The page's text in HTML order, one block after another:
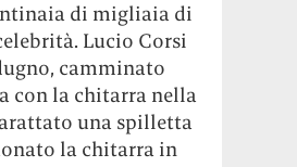
di migliaia di
Lucio Corsi
camminato
con la chitarra nella
una spilletta
la chitarra in